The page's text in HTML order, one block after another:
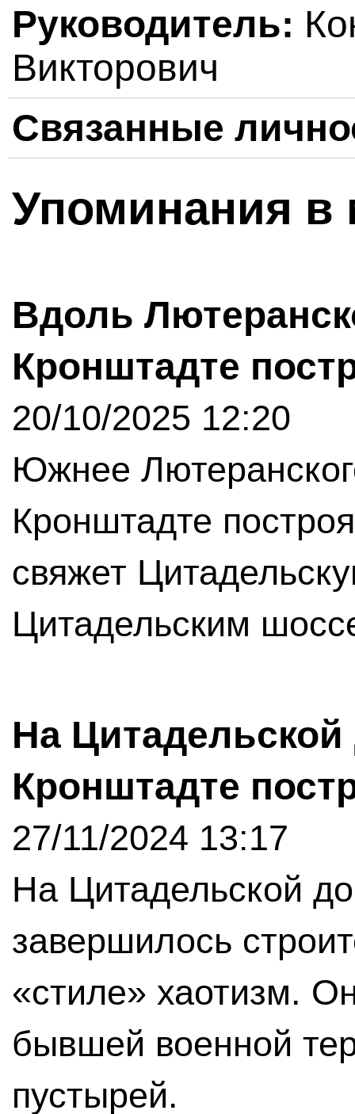
Руководитель:
Викторович
Связанные
Упоминания в
Вдоль
Кронштадте
20/10/2025 12:20
Южнее
Кронштадте
свяжет
Цитадельским
На Цитадельской
Кронштадте
27/11/2024 13:17
На Цитадельской
завершилось
«стиле» хаотизм.
бывшей военной
пустырей.